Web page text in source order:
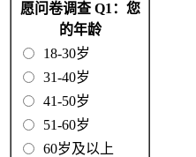
愿问卷调查 Q1：您
的年龄
18-30岁
31-40岁
41-50岁
51-60岁
60岁及以上